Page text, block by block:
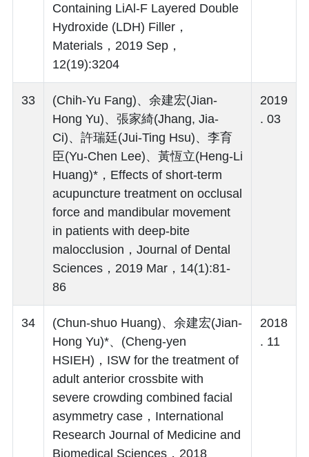
Containing LiAl-F Layered Double
Hydroxide (LDH) Filler，
Materials，2019 Sep，
12(19):3204
33
(Chih-Yu Fang)、余建宏(Jian-
Hong Yu)、張家綺(Jhang, Jia-
Ci)、許瑞廷(Jui-Ting Hsu)、李育
臣(Yu-Chen Lee)、黃恆立(Heng-Li
Huang)*，Effects of short-term
acupuncture treatment on occlusal
force and mandibular movement
in patients with deep-bite
malocclusion，Journal of Dental
Sciences，2019 Mar，14(1):81-
86
2019
. 03
34
(Chun-shuo Huang)、余建宏(Jian-
Hong Yu)*、(Cheng-yen
HSIEH)，ISW for the treatment of
adult anterior crossbite with
severe crowding combined facial
asymmetry case，International
Research Journal of Medicine and
Biomedical Sciences，2018
2018
. 11